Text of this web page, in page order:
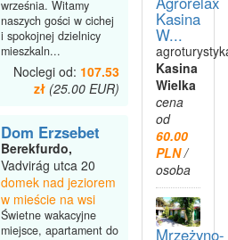
września. Witamy
naszych gości w cichej
i spokojnej dzielnicy
mieszkaln...
Noclegi od: 107.53
zł (25.00 EUR)
Dom Erzsebet
Berekfurdo,
Vadvirág utca 20
domek nad jeziorem
w mieście na wsi
Świetne wakacyjne
miejsce, apartament do
Kasina
W...
Kasina
Wielka
cena
od
60.00
PLN/
osoba
Mrzeżyno-